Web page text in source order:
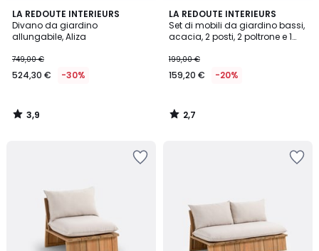
LA REDOUTE INTERIEURS
Divano da giardino
allungabile, Aliza
749,00 €
524,30 € -30%
3,9
/ 5
3,9
/
LA REDOUTE INTERIEURS
Set di mobili da giardino bassi,
acacia, 2 posti, 2 poltrone e 1
199,00 €
159,20 € -20%
2,7
/ 5
2,7
/